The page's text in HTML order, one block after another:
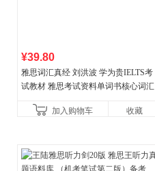
¥39.80
雅思词汇真经 刘洪波 学为贵IELTS考
试教材 雅思考试资料单词书核心词汇
加入购物车
收藏